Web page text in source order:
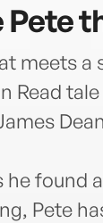
Pete
meets
Read
he found
Pete